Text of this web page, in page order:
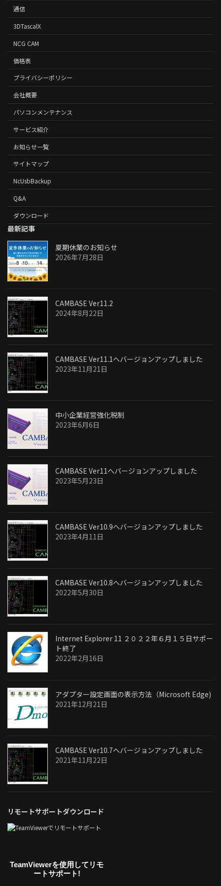
通信
3DTascalX
NCG CAM
価格表
プライバシーポリシー
会社概要
パソコンメンテナンス
サービス紹介
お知らせ一覧
サイトマップ
NcUsbBackup
Q&A
ダウンロード
最新記事
夏期休業のお知らせ
2026年7月28日
CAMBASE Ver11.2
2024年8月22日
CAMBASE Ver11.1へバージョンアップしました
2023年11月21日
中小企業経営強化税制
2023年6月6日
CAMBASE Ver11へバージョンアップしました
2023年5月23日
CAMBASE Ver10.9へバージョンアップしました
2023年4月11日
CAMBASE Ver10.8へバージョンアップしました
2022年5月30日
Internet Explorer 11 ２０２２年６月１５日サポー
ト終了
2022年2月16日
アダプター設定画面の表示方法（Microsoft Edge)
2021年12月21日
CAMBASE Ver10.7へバージョンアップしました
2021年11月22日
リモートサポートダウンロード
TeamViewerを使用してリモ
ートサポート!